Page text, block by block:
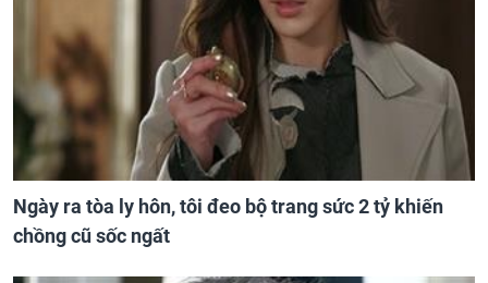
Ngày ra tòa ly hôn, tôi đeo bộ trang sức 2 tỷ khiến
chồng cũ sốc ngất